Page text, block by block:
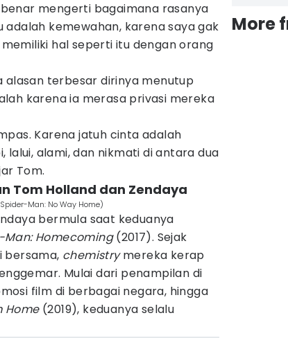
mengerti bagaimana rasanya
adalah kemewahan, karena saya gak
hal seperti itu dengan orang
alasan terbesar dirinya menutup
karena ia merasa privasi mereka
Karena jatuh cinta adalah
lalui, alami, dan nikmati di antara dua
Tom.
Tom Holland dan Zendaya
Man: No Way Home)
bermula saat keduanya
Man: Homecoming(2017). Sejak
bersama, chemistrymereka kerap
Mulai dari penampilan di
film di berbagai negara, hingga
Home(2019), keduanya selalu
More